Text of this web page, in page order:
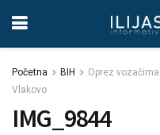
Početna BIH
Oprez
Vlakovo
IMG_9844